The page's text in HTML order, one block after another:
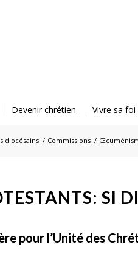
diocésains / Commissions /
Devenir chrétien Vivre sa foi
SI
pour l’Unité des